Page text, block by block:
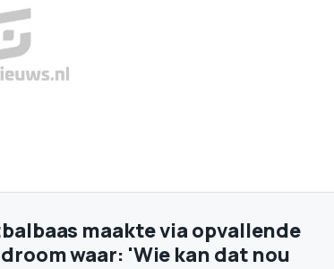
maakte via opvallende
waar: 'Wie kan dat nou